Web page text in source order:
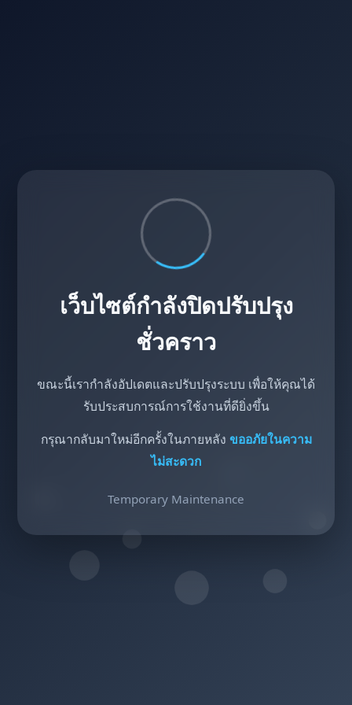
เว็บไซต์กำลังปิดปรับปรุง
ชั่วคราว
ขณะนี้เรากำลังอัปเดตและปรับปรุงระบบ เพื่อให้คุณได้
รับประสบการณ์การใช้งานที่ดียิ่งขึ้น
กรุณากลับมาใหม่อีกครั้งในภายหลัง ขออภัยในความ
ไม่สะดวก
Temporary Maintenance